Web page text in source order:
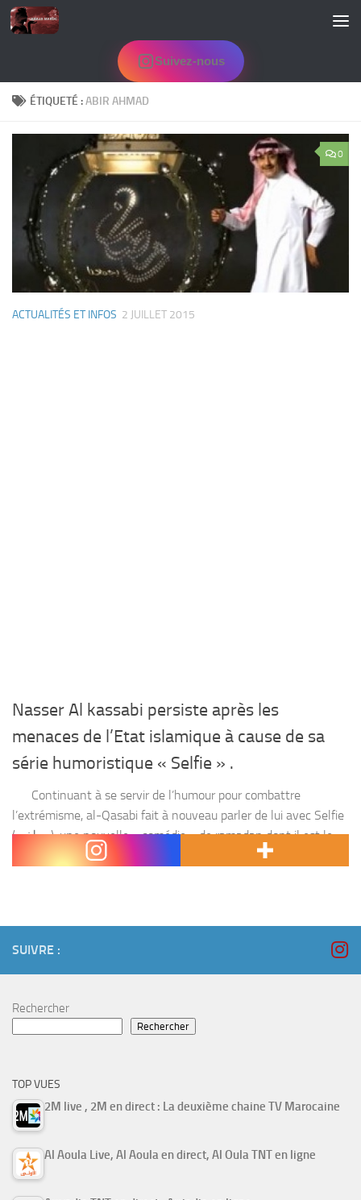
Skip to content
Suivez-nous
ÉTIQUETÉ :ABIR AHMAD
0
ACTUALITÉS ET INFOS 2 JUILLET 2015
Nasser Al kassabi persiste après les
menaces de l’Etat islamique à cause de sa
série humoristique « Selfie » .
Continuant à se servir de l’humour pour combattre
l’extrémisme, al-Qasabi fait à nouveau parler de lui avec Selfie
(سيلفي), une nouvelle « comédie » de ramadan dont il est le
principal...
SUIVRE :
Rechercher
Rechercher
TOP VUES
2M live , 2M en direct : La deuxième chaine TV Marocaine
Al Aoula Live, Al Aoula en direct, Al Oula TNT en ligne